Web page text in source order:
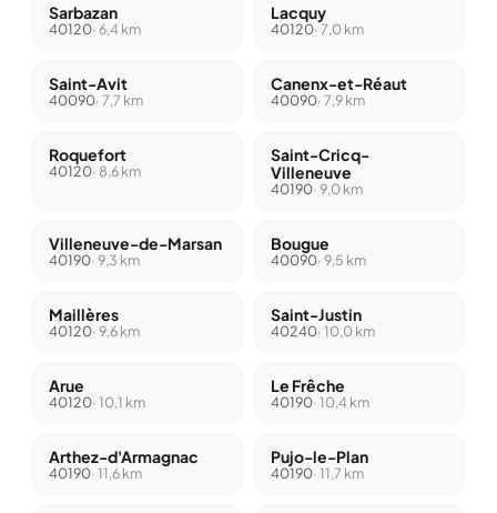
Sarbazan
40120· 6,4 km
Lacquy
40120· 7,0 km
Saint-Avit
40090· 7,7 km
Canenx-et-Réaut
40090· 7,9 km
Roquefort
40120· 8,6 km
Saint-Cricq-
Villeneuve
40190· 9,0 km
Villeneuve-de-Marsan
40190· 9,3 km
Bougue
40090· 9,5 km
Maillères
40120· 9,6 km
Saint-Justin
40240· 10,0 km
Arue
40120· 10,1 km
Le Frêche
40190· 10,4 km
Arthez-d'Armagnac
40190· 11,6 km
Pujo-le-Plan
40190· 11,7 km